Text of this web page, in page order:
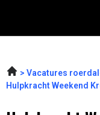
Vacatures
Hulpkracht Weekend